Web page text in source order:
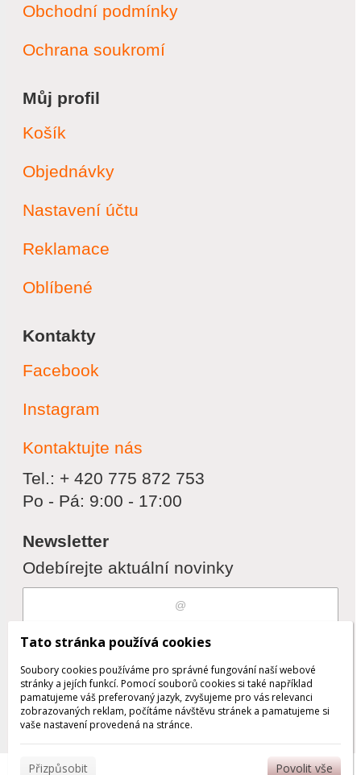
Obchodní podmínky
Ochrana soukromí
Můj profil
Košík
Objednávky
Nastavení účtu
Reklamace
Oblíbené
Kontakty
Facebook
Instagram
Kontaktujte nás
Tel.: + 420 775 872 753
Po - Pá: 9:00 - 17:00
Newsletter
Odebírejte aktuální novinky
Souhlasím szpracováním osobních
údajů
Odebrat Přidat
Tato stránka používá cookies
Soubory cookies používáme pro správné fungování naší webové
stránky a jejích funkcí. Pomocí souborů cookies si také například
pamatujeme váš preferovaný jazyk, zvyšujeme pro vás relevanci
zobrazovaných reklam, počítáme návštěvu stránek a pamatujeme si
vaše nastavení provedená na stránce.
Přizpůsobit Povolit vše